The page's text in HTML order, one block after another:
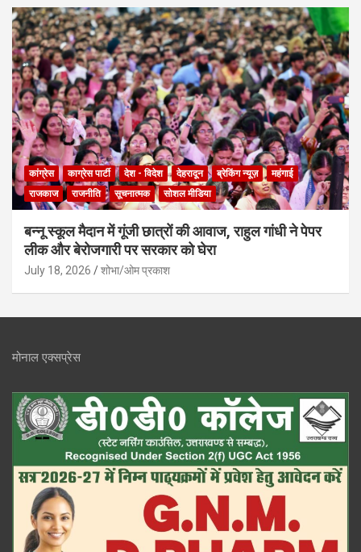
कांग्रेस काग्रेस पार्टी देश - विदेश देहरादून ब्रेकिंग न्यूज़
महंगाई
राजकाज
राजनीति सूचनात्मक सोशल मीडिया
बन्नू स्कूल मैदान में गूंजी छात्रों की आवाज, राहुल गांधी ने पेपर
लीक और बेरोजगारी पर सरकार को घेरा
July 18, 2026 शोभा/ओम प्रकाश
मोनाल एक्सप्रेस